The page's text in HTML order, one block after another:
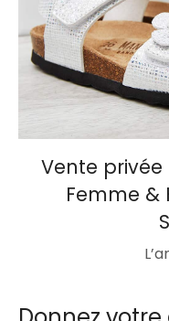
Vente
Femme